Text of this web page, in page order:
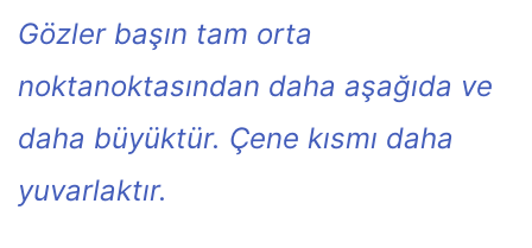
Gözler başın tam orta
noktanoktasından daha aşağıda ve
daha büyüktür. Çene kısmı daha
yuvarlaktır.